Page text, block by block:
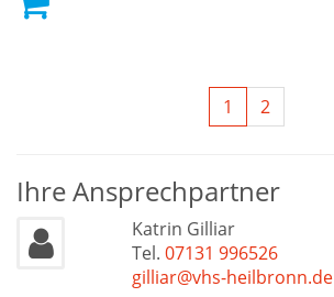
1 2
Ihre Ansprechpartner
Katrin Gilliar
Tel. 07131 996526
gilliar@vhs-heilbronn.de